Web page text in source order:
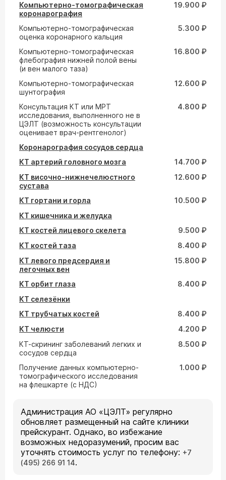
Компьютерно-томографическая
коронарография
19.900 ₽
Компьютерно-томографическая
оценка коронарного кальция
5.300 ₽
Компьютерно-томографическая
флебография нижней полой вены
(и вен малого таза)
16.800 ₽
Компьютерно-томографическая
шунтография
12.600 ₽
Консультация КТ или МРТ
исследования, выполненного не в
ЦЭЛТ (возможность консультации
оценивает врач-рентгенолог)
4.800 ₽
Коронарография сосудов сердца
КТ артерий головного мозга
14.700 ₽
КТ височно-нижнечелюстного
сустава
12.600 ₽
КТ гортани и горла
10.500 ₽
КТ кишечника и желудка
КТ костей лицевого скелета
9.500 ₽
КТ костей таза
8.400 ₽
КТ левого предсердия и
легочных вен
15.800 ₽
КТ орбит глаза
8.400 ₽
КТ селезёнки
КТ трубчатых костей
8.400 ₽
КТ челюсти
4.200 ₽
КТ-скрининг заболеваний легких и
сосудов сердца
8.500 ₽
Получение данных компьютерно-
томографического исследования
на флешкарте (с НДС)
1.000 ₽
Администрация АО «ЦЭЛТ» регулярно
обновляет размещенный на сайте клиники
прейскурант. Однако, во избежание
возможных недоразумений, просим вас
уточнять стоимость услуг по телефону: +7
(495) 266 91 14.